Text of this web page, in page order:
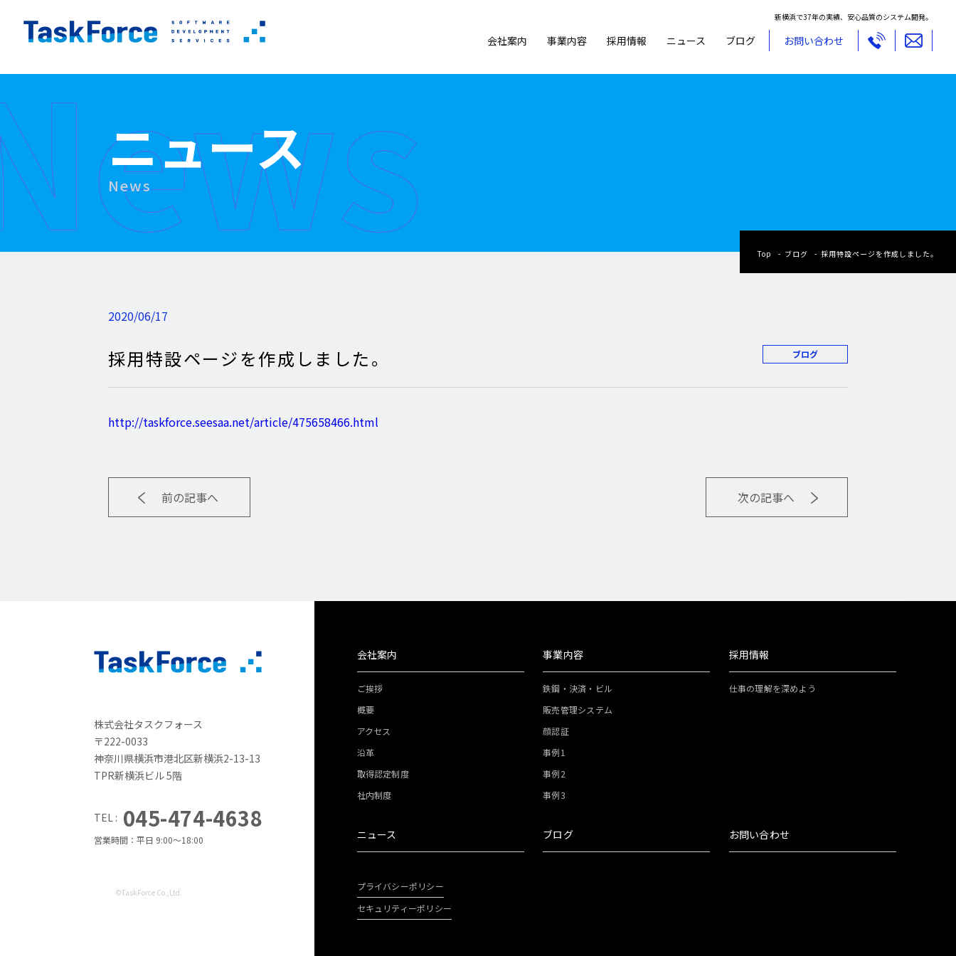
新横浜で37年の実績、安心品質のシステム開発。
会社案内 事業内容 採用情報 ニュース ブログ お問い合わせ
ニュース
News
Top ブログ 採用特設ページを作成しました。
2020/06/17
採用特設ページを作成しました。 ブログ
http://taskforce.seesaa.net/article/475658466.html
前の記事へ 次の記事へ
会社案内
ご挨拶
概要
アクセス
沿革
取得認定制度
社内制度
事業内容
鉄鋼・決済・ビル
販売管理システム
顔認証
事例1
事例2
事例3
採用情報
仕事の理解を深めよう
ニュース ブログ お問い合わせ
プライバシーポリシー
セキュリティーポリシー
株式会社タスクフォース
〒222-0033
神奈川県横浜市港北区新横浜2-13-13
TPR新横浜ビル 5階
TEL : 045-474-4638
営業時間：平日 9:00～18:00
©TaskForce Co.,Ltd.